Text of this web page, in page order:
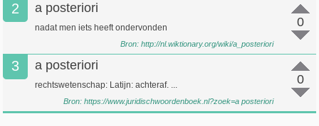
2
0
a posteriori
nadat men iets heeft ondervonden
Bron: http://nl.wiktionary.org/wiki/a_posteriori
3
0
a posteriori
rechtswetenschap: Latijn: achteraf. ...
Bron: https://www.juridischwoordenboek.nl?zoek=a posteriori